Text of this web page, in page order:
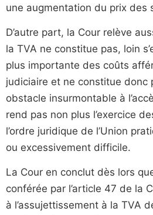
une augmentation du prix des
D’autre part, la Cour relève
la TVA ne constitue pas, loin
plus importante des coûts
judiciaire et ne constitue donc
obstacle insurmontable à
rend pas non plus l’exercice
l’ordre juridique de l’Union
ou excessivement difficile.
La Cour en conclut dès lors
conférée par l’article 47 de la
à l’assujettissement à la TVA